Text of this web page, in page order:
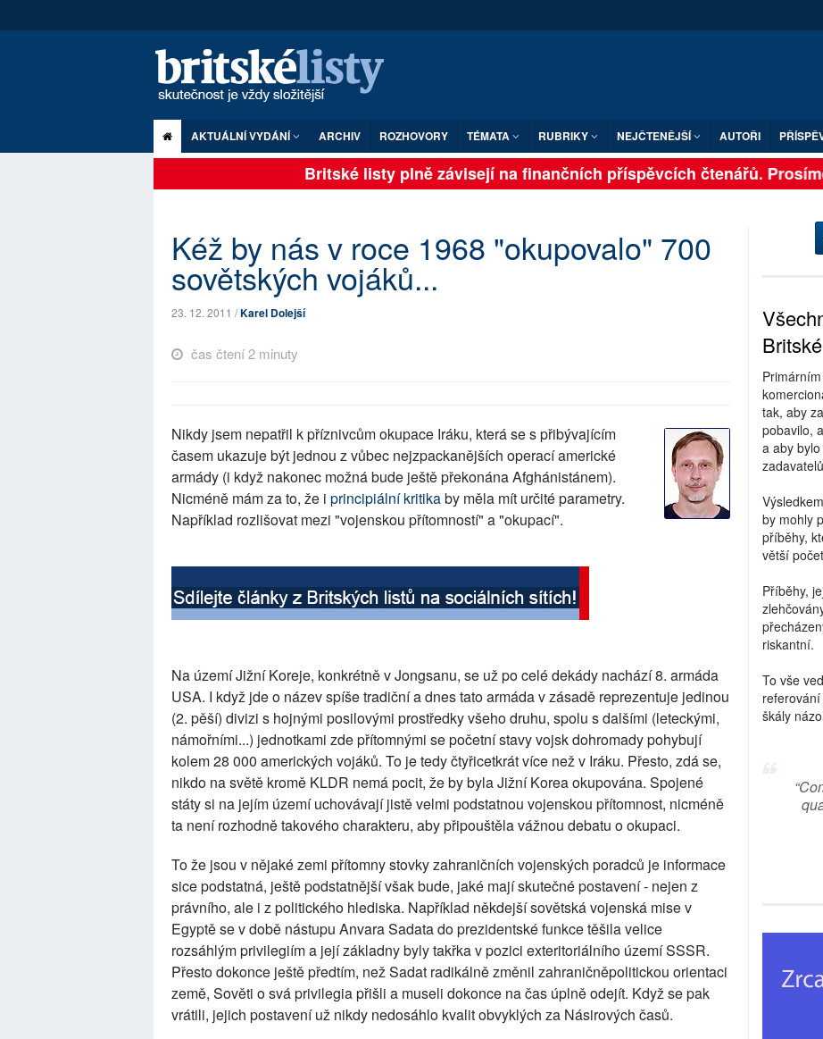
AKTUÁLNÍ VYDÁNÍ ARCHIV ROZHOVORY TÉMATA RUBRIKY NEJČTENĚJŠÍ AUTOŘI
Britské listy plně závisejí na finančních příspěvcích čtenářů.
Kéž by nás v roce 1968 "okupovalo" 700
sovětských vojáků...
23. 12. 2011 /Karel Dolejší
čas čtení 2 minuty
Nikdy jsem nepatřil k příznivcům okupace Iráku, která se s přibývajícím
časem ukazuje být jednou z vůbec nejzpackanějších operací americké
armády (i když nakonec možná bude ještě překonána Afghánistánem).
Nicméně mám za to, že i principiální kritikaby měla mít určité parametry.
Například rozlišovat mezi "vojenskou přítomností" a "okupací".
Na území Jižní Koreje, konkrétně v Jongsanu, se už po celé dekády nachází 8. armáda
USA. I když jde o název spíše tradiční a dnes tato armáda v zásadě reprezentuje jedinou
(2. pěší) divizi s hojnými posilovými prostředky všeho druhu, spolu s dalšími (leteckými,
námořními...) jednotkami zde přítomnými se početní stavy vojsk dohromady pohybují
kolem 28 000 amerických vojáků. To je tedy čtyřicetkrát více než v Iráku. Přesto, zdá se,
nikdo na světě kromě KLDR nemá pocit, že by byla Jižní Korea okupována. Spojené
státy si na jejím území uchovávají jistě velmi podstatnou vojenskou přítomnost, nicméně
ta není rozhodně takového charakteru, aby připouštěla vážnou debatu o okupaci.
To že jsou v nějaké zemi přítomny stovky zahraničních vojenských poradců je informace
sice podstatná, ještě podstatnější však bude, jaké mají skutečné postavení - nejen z
právního, ale i z politického hlediska. Například někdejší sovětská vojenská mise v
Egyptě se v době nástupu Anvara Sadata do prezidentské funkce těšila velice
rozsáhlým privilegiím a její základny byly takřka v pozici exteritoriálního území SSSR.
Přesto dokonce ještě předtím, než Sadat radikálně změnil zahraničněpolitickou orientaci
země, Sověti o svá privilegia přišli a museli dokonce na čas úplně odejít. Když se pak
vrátili, jejich postavení už nikdy nedosáhlo kvalit obvyklých za Násirových časů.
tak, aby
pobavilo,
a aby
by mohly
příběhy,
větší
Příběhy,
riskantní.
To vše
škály